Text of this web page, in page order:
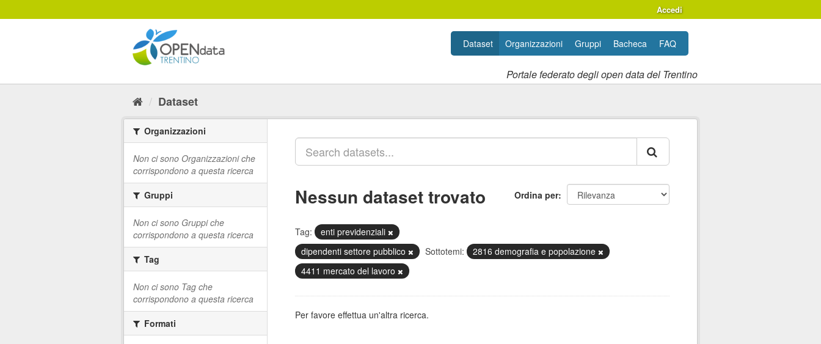
al
Accedi
Portale federato degli open data del Trentino
Dataset Organizzazioni Gruppi Bacheca FAQ
Dataset
Organizzazioni
Non ci sono Organizzazioni che
corrispondono a questa ricerca
Gruppi
Non ci sono Gruppi che
corrispondono a questa ricerca
Tag
Non ci sono Tag che
corrispondono a questa ricerca
Formati
Ordina per
Nessun dataset trovato
Tag:
enti previdenziali
dipendenti settore pubblico
Sottotemi:
2816 demografia e popolazione
4411 mercato del lavoro
Per favore effettua un'altra ricerca.